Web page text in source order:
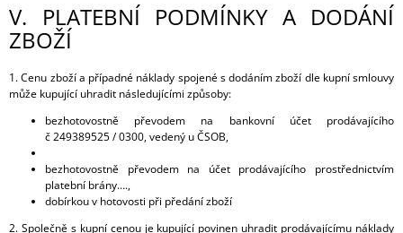
V. PLATEBNÍ PODMÍNKY A DODÁNÍ
ZBOŽÍ
1. Cenu zboží a případné náklady spojené s dodáním zboží dle kupní smlouvy
může kupující uhradit následujícími způsoby:
bezhotovostně převodem na bankovní účet prodávajícího
č 249389525 / 0300, vedený u ČSOB,
bezhotovostně převodem na účet prodávajícího prostřednictvím
platební brány….,
dobírkou v hotovosti při předání zboží
2. Společně s kupní cenou je kupující povinen uhradit prodávajícímu náklady